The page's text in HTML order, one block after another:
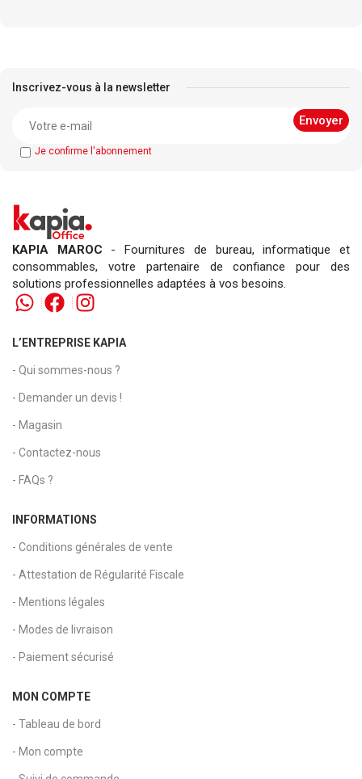
Inscrivez-vous à la newsletter
Je confirme l'abonnement
KAPIA MAROC - Fournitures de bureau, informatique et
consommables, votre partenaire de confiance pour des
solutions professionnelles adaptées à vos besoins.
L’ENTREPRISE KAPIA
- Qui sommes-nous ?
- Demander un devis !
- Magasin
- Contactez-nous
- FAQs ?
INFORMATIONS
- Conditions générales de vente
- Attestation de Régularité Fiscale
- Mentions légales
- Modes de livraison
- Paiement sécurisé
MON COMPTE
- Tableau de bord
- Mon compte